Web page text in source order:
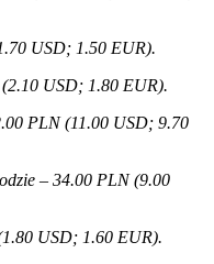
USD; 1.50 EUR).
USD; 1.80 EUR).
PLN (11.00 USD; 9.70
– 34.00 PLN (9.00
USD; 1.60 EUR).